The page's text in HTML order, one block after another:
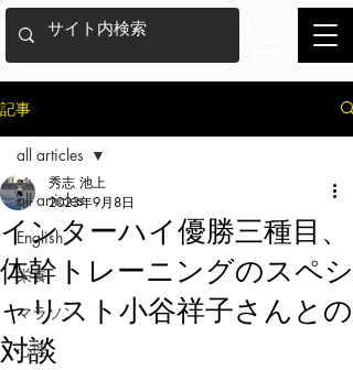
記事
all articles
English
栄養
マラソン
心理
all articles
インターハイ優勝三種目、
体幹トレーニングのスペシ
ャリスト小谷祥子さんとの
対談
秀志 池上
2023年9月8日